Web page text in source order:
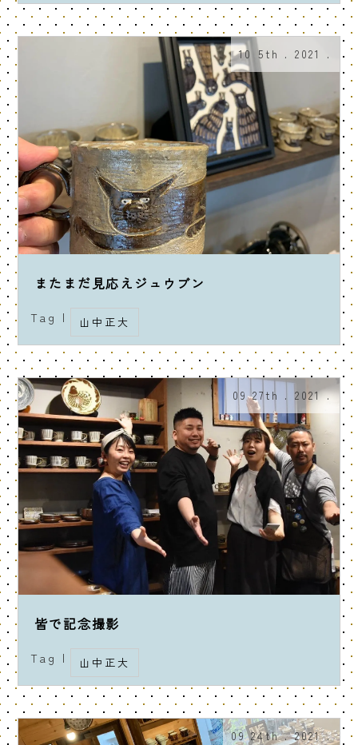
10 5th . 2021 .
またまだ見応えジュウブン
Tag | 山中正大
09 27th . 2021 .
皆で記念撮影
Tag | 山中正大
09 24th . 2021 .